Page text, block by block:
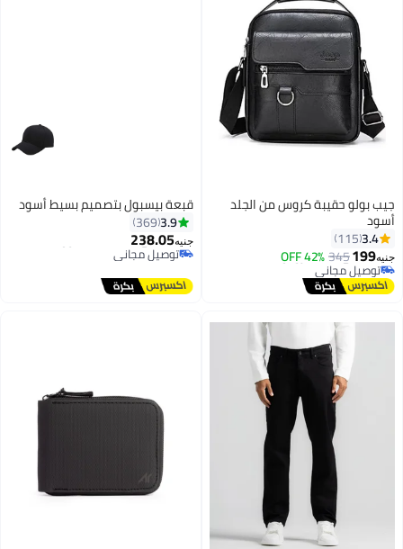
جيب بولو حقيبة كروس من الجلد
أسود
3.4
115
جنيه199
345
42% OFF
#40 في شنط كروس للنساء
توصيل مجاني
#40 في شنط كروس للنساء
قبعة بيسبول بتصميم بسيط أسود
3.9
369
جنيه238.05
#10 في قبعات البيسبول النسائية
توصيل مجاني
باقي 2 وحدات في المخزون
تم بيع +60 مؤخرًا
#10 في قبعات البيسبول النسائية